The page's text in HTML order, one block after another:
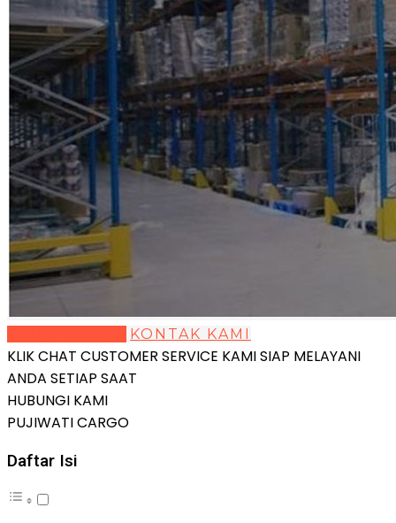
KONTAK KAMI
KLIK CHAT CUSTOMER SERVICE KAMI SIAP MELAYANI
ANDA SETIAP SAAT
HUBUNGI KAMI
PUJIWATI CARGO
Daftar Isi